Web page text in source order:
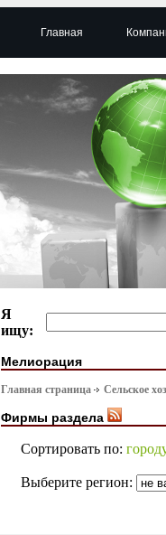
Главная
Я
ищу:
Мелиорация
Главная страница Сельское
Фирмы раздела
Сортировать по:
Выберите регион: